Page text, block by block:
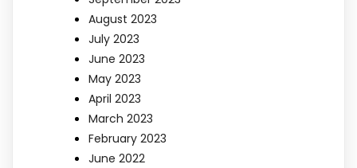
August 2023
July 2023
June 2023
May 2023
April 2023
March 2023
February 2023
June 2022